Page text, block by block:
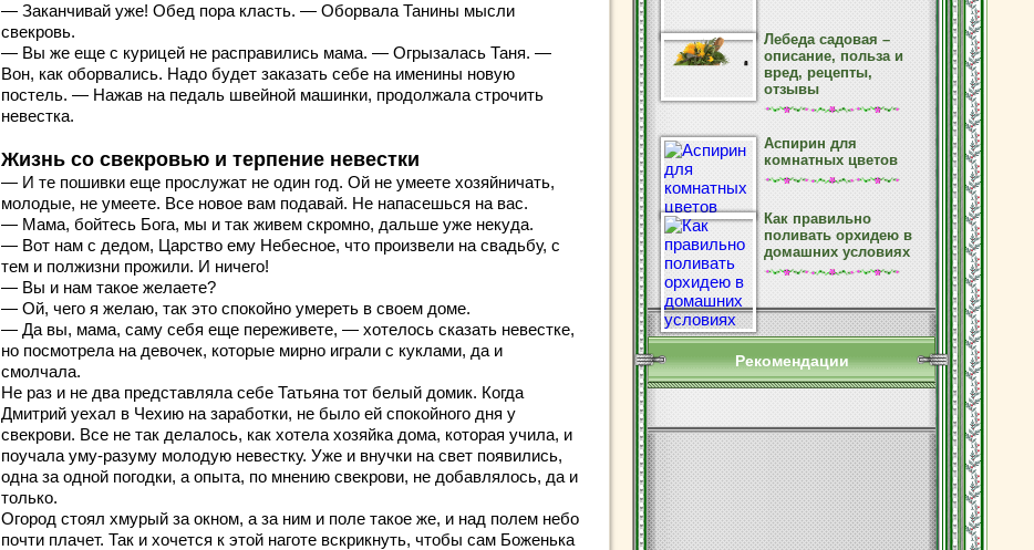
— Заканчивай уже! Обед пора класть. — Оборвала Танины мысли
свекровь.
— Вы же еще с курицей не расправились мама. — Огрызалась Таня. —
Вон, как оборвались. Надо будет заказать себе на именины новую
постель. — Нажав на педаль швейной машинки, продолжала строчить
невестка.
Жизнь со свекровью и терпение невестки
— И те пошивки еще прослужат не один год. Ой не умеете хозяйничать,
молодые, не умеете. Все новое вам подавай. Не напасешься на вас.
— Мама, бойтесь Бога, мы и так живем скромно, дальше уже некуда.
— Вот нам с дедом, Царство ему Небесное, что произвели на свадьбу, с
тем и полжизни прожили. И ничего!
— Вы и нам такое желаете?
— Ой, чего я желаю, так это спокойно умереть в своем доме.
— Да вы, мама, саму себя еще переживете, — хотелось сказать невестке,
но посмотрела на девочек, которые мирно играли с куклами, да и
смолчала.
Не раз и не два представляла себе Татьяна тот белый домик. Когда
Дмитрий уехал в Чехию на заработки, не было ей спокойного дня у
свекрови. Все не так делалось, как хотела хозяйка дома, которая учила, и
поучала уму-разуму молодую невестку. Уже и внучки на свет появились,
одна за одной погодки, а опыта, по мнению свекрови, не добавлялось, да и
только.
Огород стоял хмурый за окном, а за ним и поле такое же, и над полем небо
почти плачет. Так и хочется к этой наготе вскрикнуть, чтобы сам Боженька
Лебеда садовая –
описание, польза и
вред, рецепты,
отзывы
Аспирин для
комнатных цветов
Как правильно
поливать орхидею в
домашних условиях
Рекомендации